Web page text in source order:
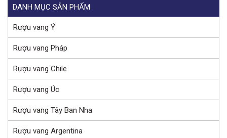
DANH MỤC SẢN PHẨM
Rượu vang Ý
Rượu vang Pháp
Rượu vang Chile
Rượu vang Úc
Rượu vang Tây Ban Nha
Rượu vang Argentina